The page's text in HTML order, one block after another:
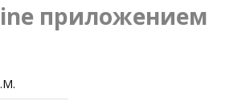
приложением